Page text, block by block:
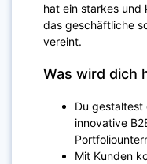
hat ein starkes und
das geschäftliche
vereint.
Was wird dich
Du gestaltest
innovative
Mit Kunden